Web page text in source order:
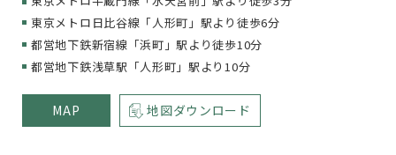
東京メトロ日比谷線「人形町」駅より徒歩6分
都営地下鉄新宿線「浜町」駅より徒歩10分
都営地下鉄浅草駅「人形町」駅より10分
MAP 地図ダウンロード